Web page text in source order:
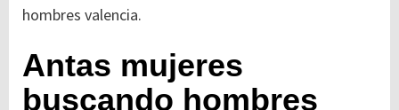
hombres valencia.
Antas mujeres
buscando hombres